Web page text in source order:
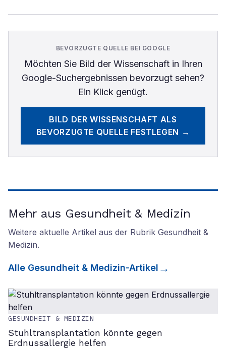
BEVORZUGTE QUELLE BEI GOOGLE
Möchten Sie Bild der Wissenschaftin Ihren
Google-Suchergebnissen bevorzugt sehen?
Ein Klick genügt.
BILD DER WISSENSCHAFT ALS
BEVORZUGTE QUELLE FESTLEGEN →
Mehr aus Gesundheit & Medizin
Weitere aktuelle Artikel aus der Rubrik Gesundheit &
Medizin.
Alle Gesundheit & Medizin-Artikel
GESUNDHEIT & MEDIZIN
Stuhltransplantation könnte gegen
Erdnussallergie helfen